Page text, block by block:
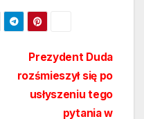
Prezydent Duda
rozśmieszył się po
usłyszeniu tego
pytania w